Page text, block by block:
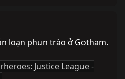
loạn phun trào ở Gotham.
Justice League -